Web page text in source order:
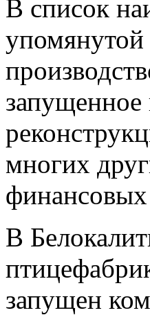
В список
многих
В
запущен